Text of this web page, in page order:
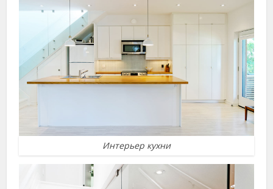
Интерьер кухни